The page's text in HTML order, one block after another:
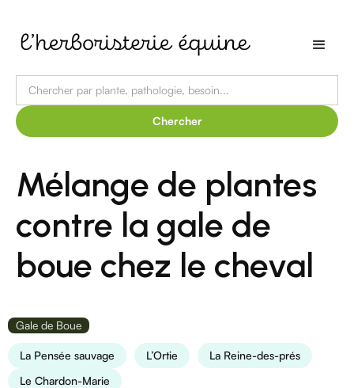
Mélange de plantes
contre la gale de
boue chez le cheval
Gale de Boue
La Pensée sauvage L’Ortie
La Reine-des-prés
Le Chardon-Marie